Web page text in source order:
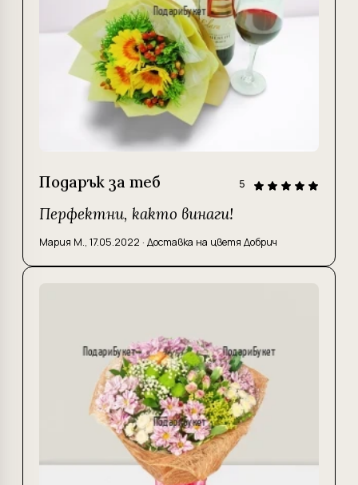
Подарък за теб 5
Перфектни, както винаги!
Мария М., 17.05.2022 · Доставка на цветя Добрич